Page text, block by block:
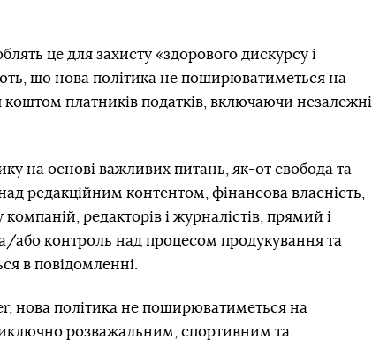
це для захисту «здорового дискурсу і
що нова політика не поширюватиметься на
коштом платників податків, включаючи незалежні
на основі важливих питань, як-от свобода та
редакційним контентом, фінансова власність,
редакторів і журналістів, прямий і
або контроль над процесом продукування та
в повідомленні.
нова політика не поширюватиметься на
розважальним, спортивним та